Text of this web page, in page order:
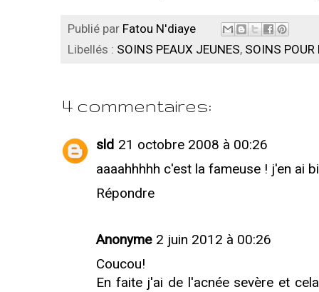
Publié par Fatou N'diaye
Libellés : SOINS PEAUX JEUNES, SOINS POUR
4 commentaires:
sld 21 octobre 2008 à 00:26
aaaahhhhh c'est la fameuse ! j'en ai
Répondre
Anonyme 2 juin 2012 à 00:26
Coucou!
En faite j'ai de l'acnée sevère et